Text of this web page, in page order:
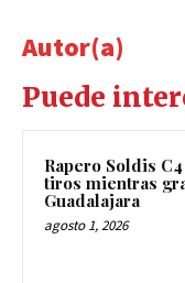
Autor(a)
Puede
Rapero Soldis
tiros mientras
Guadalajara
agosto 1, 2026